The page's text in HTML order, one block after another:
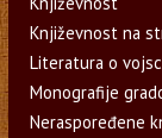
Književnost na
Literatura o
Monografije
Neraspoređene